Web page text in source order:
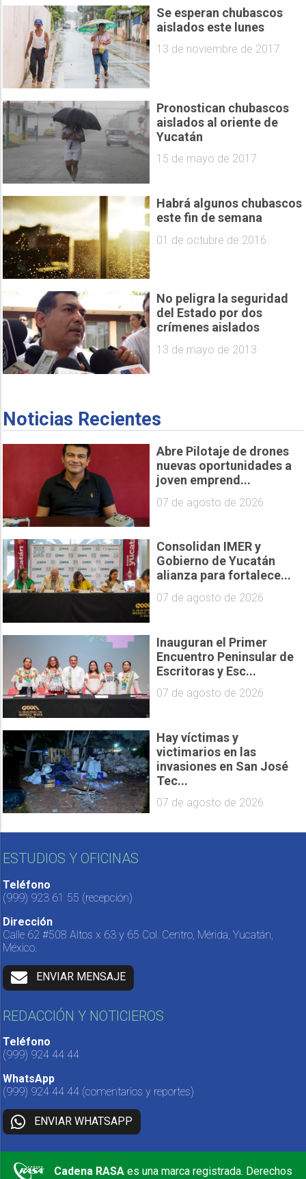
Se esperan chubascos
aislados este lunes
13 de noviembre de 2017
Pronostican chubascos
aislados al oriente de
Yucatán
15 de mayo de 2017
Habrá algunos chubascos
este fin de semana
01 de octubre de 2016
No peligra la seguridad
del Estado por dos
crímenes aislados
13 de mayo de 2013
Noticias Recientes
Abre Pilotaje de drones
nuevas oportunidades a
joven emprend...
07 de agosto de 2026
Consolidan IMER y
Gobierno de Yucatán
alianza para fortalece...
07 de agosto de 2026
Inauguran el Primer
Encuentro Peninsular de
Escritoras y Esc...
07 de agosto de 2026
Hay víctimas y
victimarios en las
invasiones en San José
Tec...
07 de agosto de 2026
ESTUDIOS Y OFICINAS
Teléfono
(999) 923 61 55 (recepción)
Dirección
Calle 62 #508 Altos x 63 y 65 Col. Centro, Mérida, Yucatán,
México.
ENVIAR MENSAJE
REDACCIÓN Y NOTICIEROS
Teléfono
(999) 924 44 44
WhatsApp
(999) 924 44 44 (comentarios y reportes)
ENVIAR WHATSAPP
Cadena RASA es una marca registrada. Derechos